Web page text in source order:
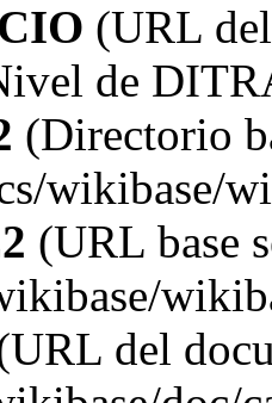
(URL
de
(Directorio
wikibase/
(URL base
del